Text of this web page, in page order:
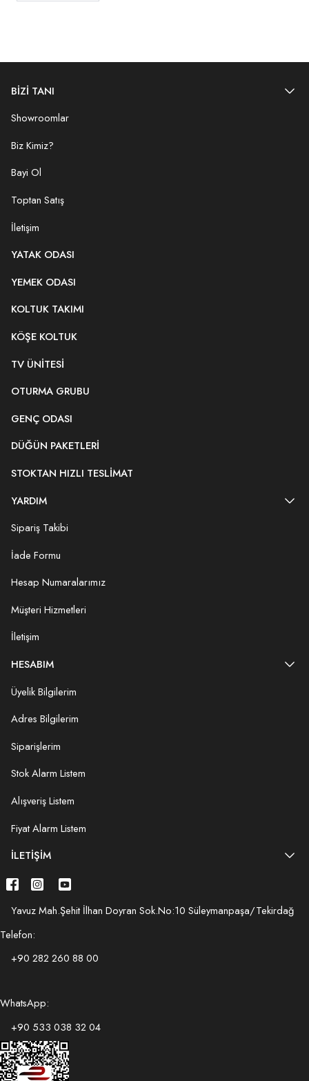
BİZİ TANI
Showroomlar
Biz Kimiz?
Bayi Ol
Toptan Satış
İletişim
YATAK ODASI
YEMEK ODASI
KOLTUK TAKIMI
KÖŞE KOLTUK
TV ÜNITESI
OTURMA GRUBU
GENÇ ODASI
DÜĞÜN PAKETLERI
STOKTAN HIZLI TESLIMAT
YARDIM
Sipariş Takibi
İade Formu
Hesap Numaralarımız
Müşteri Hizmetleri
İletişim
HESABIM
Üyelik Bilgilerim
Adres Bilgilerim
Siparişlerim
Stok Alarm Listem
Alışveriş Listem
Fiyat Alarm Listem
İLETIŞIM
Yavuz Mah.Şehit İlhan Doyran Sok.No:10 Süleymanpaşa/Tekirdağ
Telefon:
+90 282 260 88 00
WhatsApp:
+90 533 038 32 04